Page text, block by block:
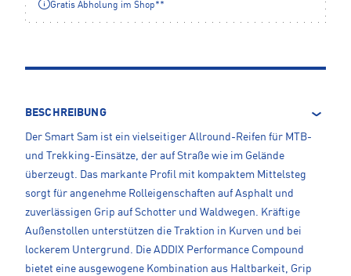
Gratis Abholung im Shop**
BESCHREIBUNG
Der Smart Sam ist ein vielseitiger Allround-Reifen für MTB-
und Trekking-Einsätze, der auf Straße wie im Gelände
überzeugt. Das markante Profil mit kompaktem Mittelsteg
sorgt für angenehme Rolleigenschaften auf Asphalt und
zuverlässigen Grip auf Schotter und Waldwegen. Kräftige
Außenstollen unterstützen die Traktion in Kurven und bei
lockerem Untergrund. Die ADDIX Performance Compound
bietet eine ausgewogene Kombination aus Haltbarkeit, Grip